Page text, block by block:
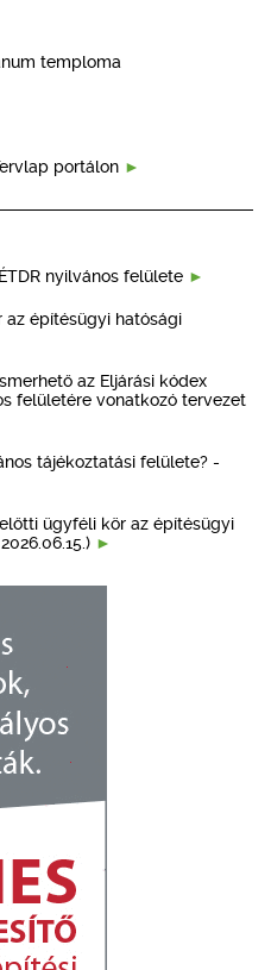
temploma
portálon
nyilvános felülete
építésügyi hatósági
az Eljárási kódex
felületére vonatkozó tervezet
tájékoztatási felülete? -
ügyféli kör az építésügyi